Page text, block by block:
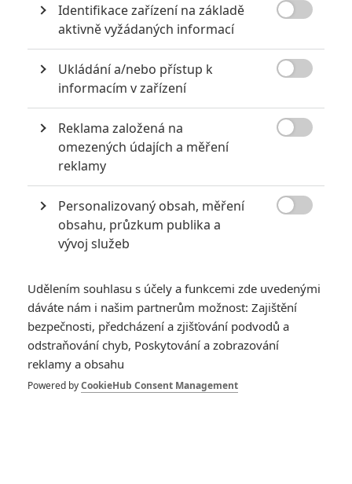
Identifikace zařízení na základě
aktivně vyžádaných informací
Ukládání a/nebo přístup k
informacím v zařízení
Reklama založená na
omezených údajích a měření
reklamy
Personalizovaný obsah, měření
obsahu, průzkum publika a
vývoj služeb
Udělením souhlasu s účely a funkcemi zde uvedenými
dáváte nám i našim partnerům možnost: Zajištění
bezpečnosti, předcházení a zjišťování podvodů a
odstraňování chyb, Poskytování a zobrazování
reklamy a obsahu
Powered byCookieHub Consent Management